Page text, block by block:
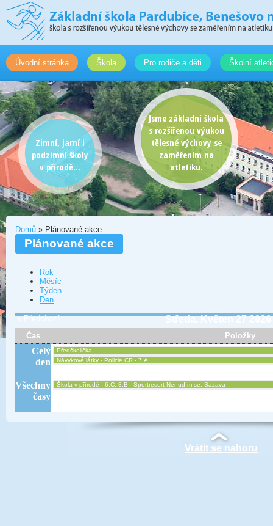
Úvodní stránka Škola Pro rodiče a děti Školní
Zimní, jarní i
podzimní školy
v přírodě...
Jsme základní škola
s rozšířenou výukou
tělesné výchovy se
zaměřením na
atletiku.
Domů » Plánované akce
Plánované akce
Rok
Měsíc
Týden
Den
« Předchozí Středa, Květen 27 2026
Čas Položky
Celý
den
Předškolička
Návykové látky - Policie ČR - 7.A
Všechny
časy
Škola v přírodě - 6.C, 8.B - Sportresort Nenudím se, Sázava
Vrátit se nahoru